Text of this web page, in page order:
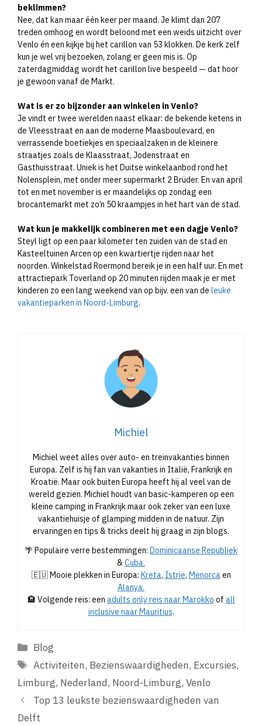
beklimmen?
Nee, dat kan maar één keer per maand. Je klimt dan 207
treden omhoog en wordt beloond met een weids uitzicht over
Venlo én een kijkje bij het carillon van 53 klokken. De kerk zelf
kun je wel vrij bezoeken, zolang er geen mis is. Op
zaterdagmiddag wordt het carillon live bespeeld — dat hoor
je gewoon vanaf de Markt.
Wat is er zo bijzonder aan winkelen in Venlo?
Je vindt er twee werelden naast elkaar: de bekende ketens in
de Vleesstraat en aan de moderne Maasboulevard, en
verrassende boetiekjes en speciaalzaken in de kleinere
straatjes zoals de Klaasstraat, Jodenstraat en
Gasthuisstraat. Uniek is het Duitse winkelaanbod rond het
Nolensplein, met onder meer supermarkt 2 Brüder. En van april
tot en met november is er maandelijks op zondag een
brocantemarkt met zo’n 50 kraampjes in het hart van de stad.
Wat kun je makkelijk combineren met een dagje Venlo?
Steyl ligt op een paar kilometer ten zuiden van de stad en
Kasteeltuinen Arcen op een kwartiertje rijden naar het
noorden. Winkelstad Roermond bereik je in een half uur. En met
attractiepark Toverland op 20 minuten rijden maak je er met
kinderen zo een lang weekend van op bijv. een van de leuke
vakantieparken in Noord-Limburg.
Michiel
Michiel weet alles over auto- en treinvakanties binnen
Europa. Zelf is hij fan van vakanties in Italië, Frankrijk en
Kroatië. Maar ook buiten Europa heeft hij al veel van de
wereld gezien. Michiel houdt van basic-kamperen op een
kleine camping in Frankrijk maar ook zeker van een luxe
vakantiehuisje of glamping midden in de natuur. Zijn
ervaringen en tips & tricks deelt hij graag in zijn blogs.
🌴 Populaire verre bestemmingen: Dominicaanse Republiek
& Cuba.
🇪🇺 Mooie plekken in Europa: Kreta, Istrië, Menorcaen
Alanya.
🏨 Volgende reis: een adults only reis naar Marokko of all
inclusive naar Mauritius.
Categorieën
Blog
Tags
Activiteiten, Bezienswaardigheden, Excursies,
Limburg, Nederland, Noord-Limburg, Venlo
Top 13 leukste bezienswaardigheden van
Delft